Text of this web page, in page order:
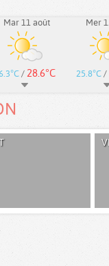
Mar 11 août
/ 28.6°C
Mer
25.8°C /